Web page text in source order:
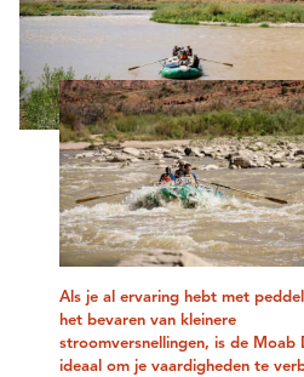
Als je al ervaring hebt met
het bevaren van kleinere
stroomversnellingen, is de Moab
ideaal om je vaardigheden te